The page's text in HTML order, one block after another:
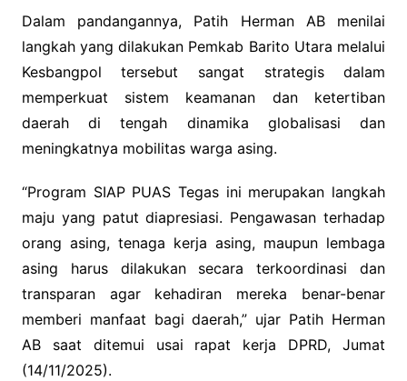
Dalam pandangannya, Patih Herman AB menilai
langkah yang dilakukan Pemkab Barito Utara melalui
Kesbangpol tersebut sangat strategis dalam
memperkuat sistem keamanan dan ketertiban
daerah di tengah dinamika globalisasi dan
meningkatnya mobilitas warga asing.
“Program SIAP PUAS Tegas ini merupakan langkah
maju yang patut diapresiasi. Pengawasan terhadap
orang asing, tenaga kerja asing, maupun lembaga
asing harus dilakukan secara terkoordinasi dan
transparan agar kehadiran mereka benar-benar
memberi manfaat bagi daerah,” ujar Patih Herman
AB saat ditemui usai rapat kerja DPRD, Jumat
(14/11/2025).